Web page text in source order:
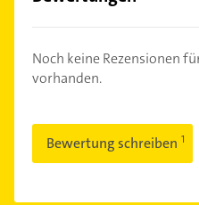
Noch keine Rezensionen
vorhanden.
Bewertung schreiben